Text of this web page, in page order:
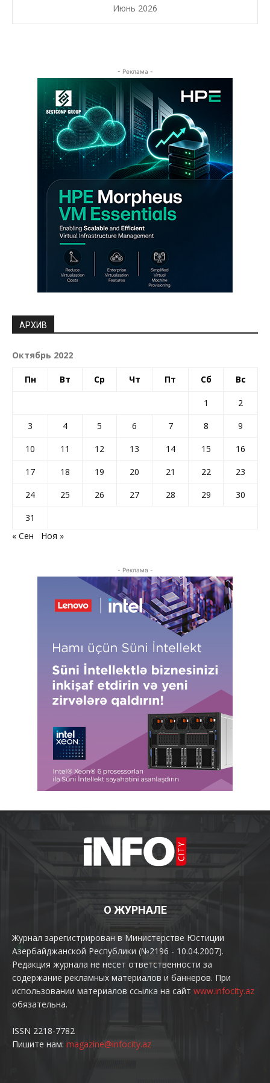
Июнь 2026
- Реклама -
АРХИВ
Октябрь 2022
Пн Вт Ср Чт Пт Сб Вс
1
2
3
4 5 6 7 8
9
10
11 12 13 14 15
16
17
18 19 20 21 22
23
24
25 26 27 28 29
30
31
« Сен
Ноя »
- Реклама -
О ЖУРНАЛЕ
Журнал зарегистрирован в Министерстве Юстиции
Азербайджанской Республики (№2196 - 10.04.2007).
Редакция журнала не несет ответственности за
содержание рекламных материалов и баннеров. При
использовании материалов ссылка на сайт www.infocity.az
обязательна.
ISSN 2218-7782
Пишите нам: magazine@infocity.az